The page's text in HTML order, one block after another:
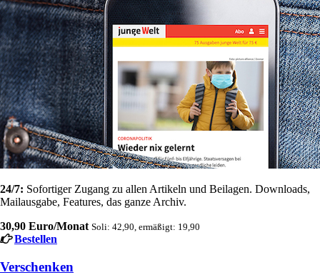
24/7: Sofortiger Zugang zu allen Artikeln und Beilagen. Downloads,
Mailausgabe, Features, das ganze Archiv.
30,90 Euro/Monat Soli: 42,90, ermäßigt: 19,90
Bestellen
Verschenken